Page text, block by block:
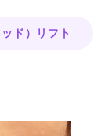
ド）リフト